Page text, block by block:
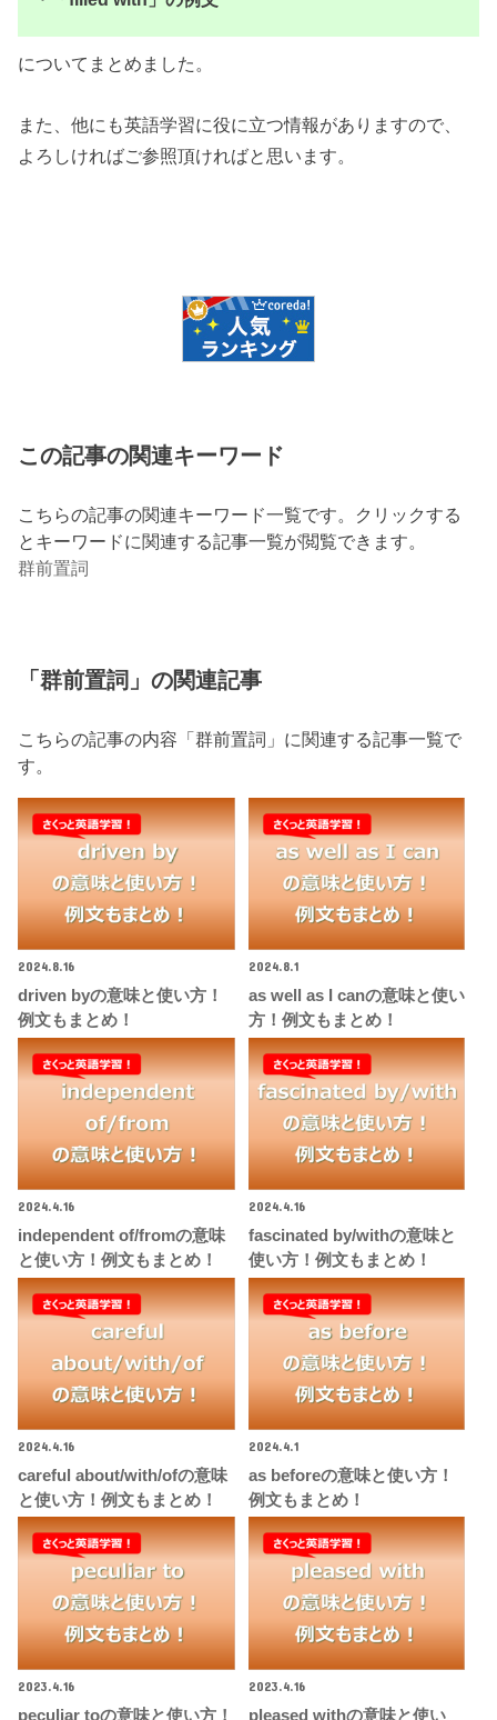
についてまとめました。
また、他にも英語学習に役に立つ情報がありますので、
よろしければご参照頂ければと思います。
この記事の関連キーワード
こちらの記事の関連キーワード一覧です。クリックする
とキーワードに関連する記事一覧が閲覧できます。
群前置詞
「群前置詞」の関連記事
こちらの記事の内容「群前置詞」に関連する記事一覧で
す。
2024.8.16
driven byの意味と使い方！
例文もまとめ！
2024.8.1
as well as I canの意味と使い
方！例文もまとめ！
2024.4.16
independent of/fromの意味
と使い方！例文もまとめ！
2024.4.16
fascinated by/withの意味と
使い方！例文もまとめ！
2024.4.16
careful about/with/ofの意味
と使い方！例文もまとめ！
2024.4.1
as beforeの意味と使い方！
例文もまとめ！
2023.4.16
peculiar toの意味と使い方！
2023.4.16
pleased withの意味と使い